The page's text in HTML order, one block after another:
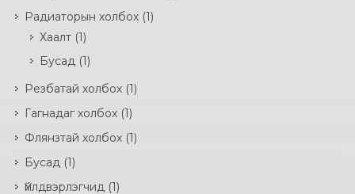
Радиаторын холбох (1)
Хаалт (1)
Бусад (1)
Резбатай холбох (1)
Гагнадаг холбох (1)
Флянзтай холбох (1)
Бусад (1)
Үйлдвэрлэгчид (1)